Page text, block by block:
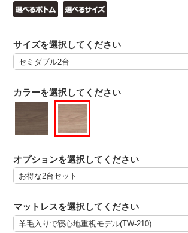
カラーを選択してください
サイズを選択してください
オプションを選択してください
マットレスを選択してください